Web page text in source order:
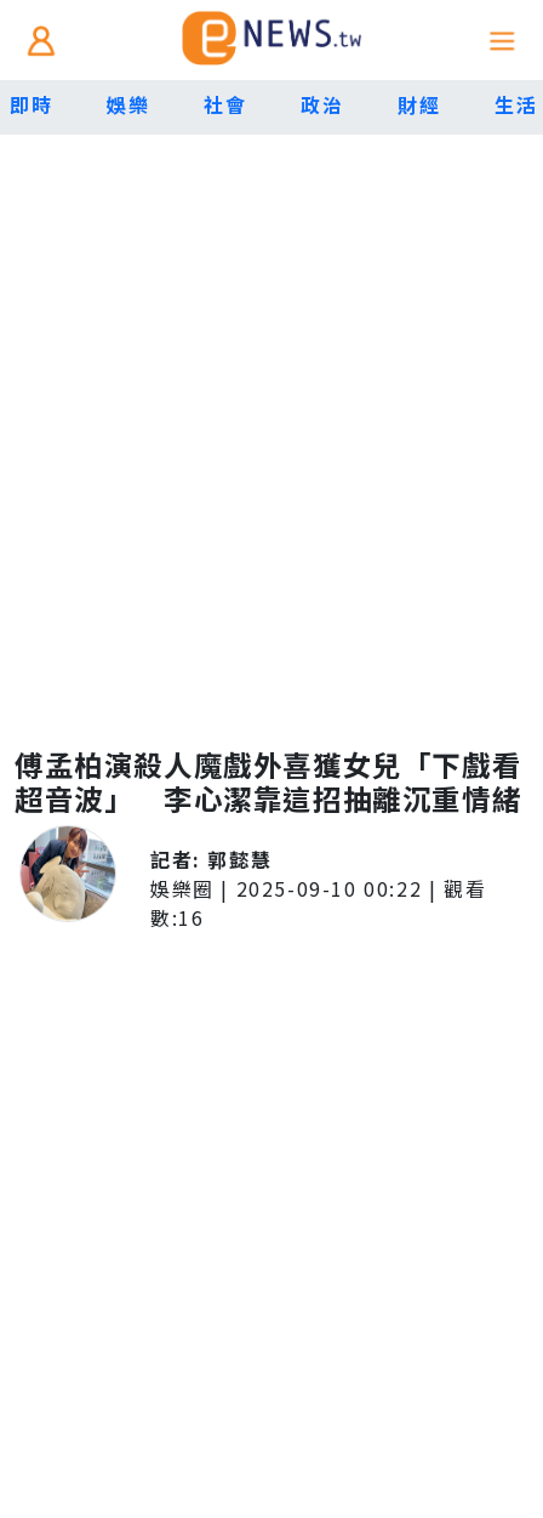
即時 娛樂 社會 政治 財經 生活
傅孟柏演殺人魔戲外喜獲女兒「下戲看
超音波」 李心潔靠這招抽離沉重情緒
記者:郭懿慧
娛樂圈 | 2025-09-10 00:22 | 觀看
數:16